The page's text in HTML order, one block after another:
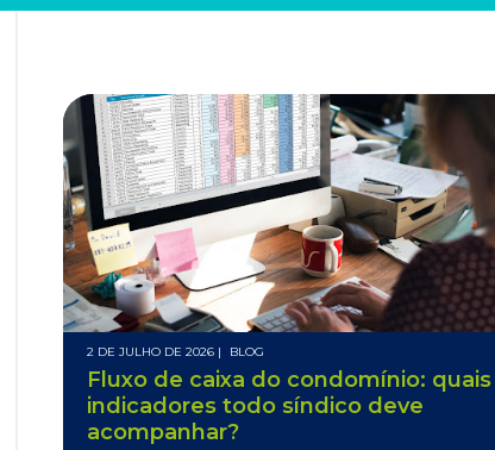
2 DE JULHO DE 2026 | BLOG
Fluxo de caixa do condomínio: quais
indicadores todo síndico deve
acompanhar?